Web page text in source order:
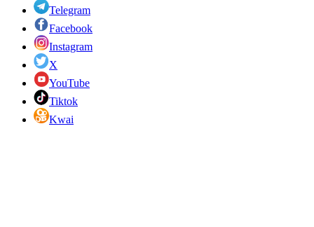
Telegram
Facebook
Instagram
X
YouTube
Tiktok
Kwai